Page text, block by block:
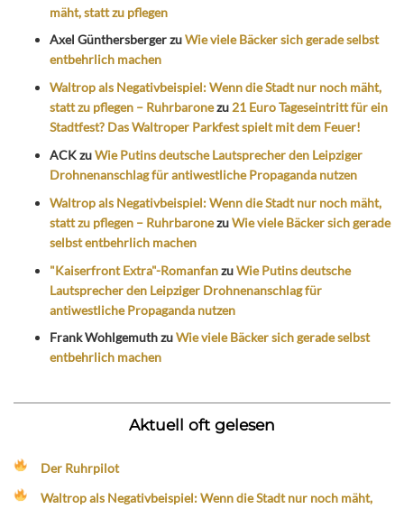
mäht, statt zu pflegen
Axel GünthersbergerzuWie viele Bäcker sich gerade selbst
entbehrlich machen
Waltrop als Negativbeispiel: Wenn die Stadt nur noch mäht,
statt zu pflegen – Ruhrbaronezu 21 Euro Tageseintritt für ein
Stadtfest? Das Waltroper Parkfest spielt mit dem Feuer!
ACKzuWie Putins deutsche Lautsprecher den Leipziger
Drohnenanschlag für antiwestliche Propaganda nutzen
Waltrop als Negativbeispiel: Wenn die Stadt nur noch mäht,
statt zu pflegen – RuhrbaronezuWie viele Bäcker sich gerade
selbst entbehrlich machen
"Kaiserfront Extra"-RomanfanzuWie Putins deutsche
Lautsprecher den Leipziger Drohnenanschlag für
antiwestliche Propaganda nutzen
Frank WohlgemuthzuWie viele Bäcker sich gerade selbst
entbehrlich machen
Aktuell oft gelesen
Der Ruhrpilot
Waltrop als Negativbeispiel: Wenn die Stadt nur noch mäht,